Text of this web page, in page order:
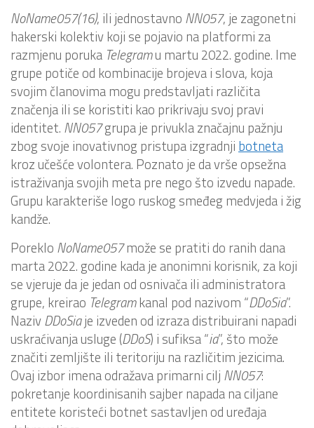
NoName057(16), ili jednostavno NN057, je zagonetni
hakerski kolektiv koji se pojavio na platformi za
razmjenu poruka Telegramu martu 2022. godine. Ime
grupe potiče od kombinacije brojeva i slova, koja
svojim članovima mogu predstavljati različita
značenja ili se koristiti kao prikrivaju svoj pravi
identitet. NN057grupa je privukla značajnu pažnju
zbog svoje inovativnog pristupa izgradnji botneta
kroz učešće volontera. Poznato je da vrše opsežna
istraživanja svojih meta pre nego što izvedu napade.
Grupu karakteriše logo ruskog smeđeg medvjeda i žig
kandže.
Poreklo NoName057može se pratiti do ranih dana
marta 2022. godine kada je anonimni korisnik, za koji
se vjeruje da je jedan od osnivača ili administratora
grupe, kreirao Telegramkanal pod nazivom “DDoSia”.
NazivDDoSiaje izveden od izraza distribuirani napadi
uskraćivanja usluge (DDoS) i sufiksa “ia”, što može
značiti zemljište ili teritoriju na različitim jezicima.
Ovaj izbor imena odražava primarni cilj NN057:
pokretanje koordinisanih sajber napada na ciljane
entitete koristeći botnet sastavljen od uređaja